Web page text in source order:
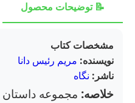
📝 توضیحات محصول
مشخصات کتاب
نویسنده: مریم رئیس دانا
ناشر: نگاه
خلاصه: مجموعه